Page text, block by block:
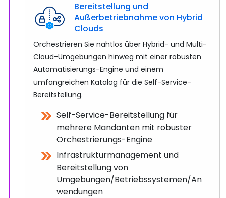
Bereitstellung und
Außerbetriebnahme von Hybrid
Clouds
Orchestrieren Sie nahtlos über Hybrid- und Multi-
Cloud-Umgebungen hinweg mit einer robusten
Automatisierungs-Engine und einem
umfangreichen Katalog für die Self-Service-
Bereitstellung.
Self-Service-Bereitstellung für
mehrere Mandanten mit robuster
Orchestrierungs-Engine
Infrastrukturmanagement und
Bereitstellung von
Umgebungen/Betriebssystemen/An
wendungen